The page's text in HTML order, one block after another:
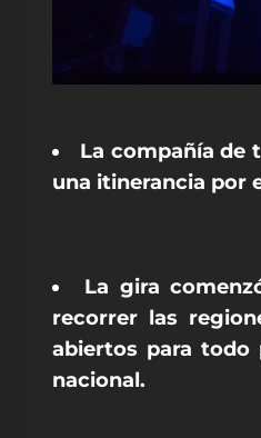
La compañía de
una itinerancia por
La gira
recorrer las
abiertos para todo
nacional.